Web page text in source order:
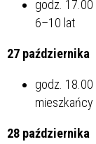
godz.
6–10 lat
27 października
godz.
mieszkańcy
28 października